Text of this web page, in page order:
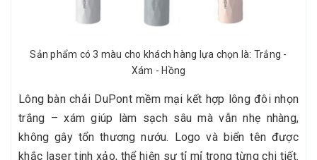
Sản phẩm có 3 màu cho khách hàng lựa chọn là: Trắng -
Xám - Hồng
Lông bàn chải DuPont mềm mại kết hợp lông đôi nhọn
trắng – xám giúp làm sạch sâu mà vẫn nhẹ nhàng,
không gây tổn thương nướu. Logo và biển tên được
khắc laser tinh xảo, thể hiện sự tỉ mỉ trong từng chi tiết.